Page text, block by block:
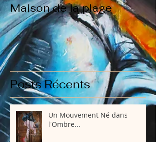
Maison de la plage
Posts Récents
Un Mouvement Né dans
l'Ombre...